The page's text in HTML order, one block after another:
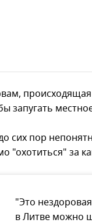
запугать
сих пор
"охотиться" за
"Это
в Литве можно